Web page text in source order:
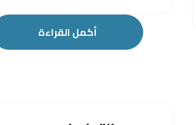
أكمل القراءة